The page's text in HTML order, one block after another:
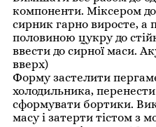
компоненти. Міксером
сирник гарно виросте, а
половиною цукру до
ввести до сирної маси.
вверх)
Форму застелити
холодильника,
сформувати бортики.
масу і затерти тістом з